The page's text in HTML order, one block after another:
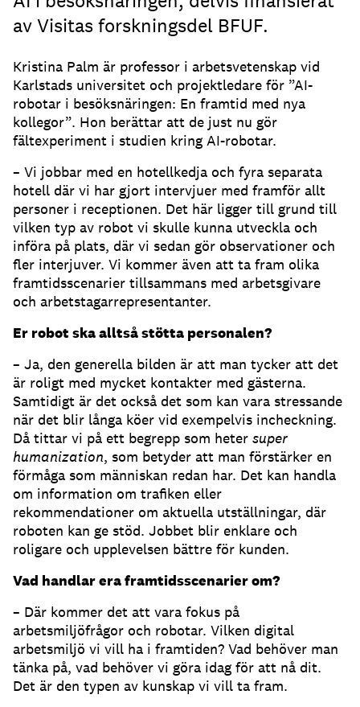
av Visitas forskningsdel BFUF.
Kristina Palm är professor i arbetsvetenskap vid
Karlstads universitet och projektledare för ”AI-
robotar i besöksnäringen: En framtid med nya
kollegor”. Hon berättar att de just nu gör
fältexperiment i studien kring AI-robotar.
– Vi jobbar med en hotellkedja och fyra separata
hotell där vi har gjort intervjuer med framför allt
personer i receptionen. Det här ligger till grund till
vilken typ av robot vi skulle kunna utveckla och
införa på plats, där vi sedan gör observationer och
fler interjuver. Vi kommer även att ta fram olika
framtidsscenarier tillsammans med arbetsgivare
och arbetstagarrepresentanter.
Er robot ska alltså stötta personalen?
– Ja, den generella bilden är att man tycker att det
är roligt med mycket kontakter med gästerna.
Samtidigt är det också det som kan vara stressande
när det blir långa köer vid exempelvis incheckning.
Då tittar vi på ett begrepp som heter super
humanization, som betyder att man förstärker en
förmåga som människan redan har. Det kan handla
om information om trafiken eller
rekommendationer om aktuella utställningar, där
roboten kan ge stöd. Jobbet blir enklare och
roligare och upplevelsen bättre för kunden.
Vad handlar era framtidsscenarier om?
– Där kommer det att vara fokus på
arbetsmiljöfrågor och robotar. Vilken digital
arbetsmiljö vi vill ha i framtiden? Vad behöver man
tänka på, vad behöver vi göra idag för att nå dit.
Det är den typen av kunskap vi vill ta fram.